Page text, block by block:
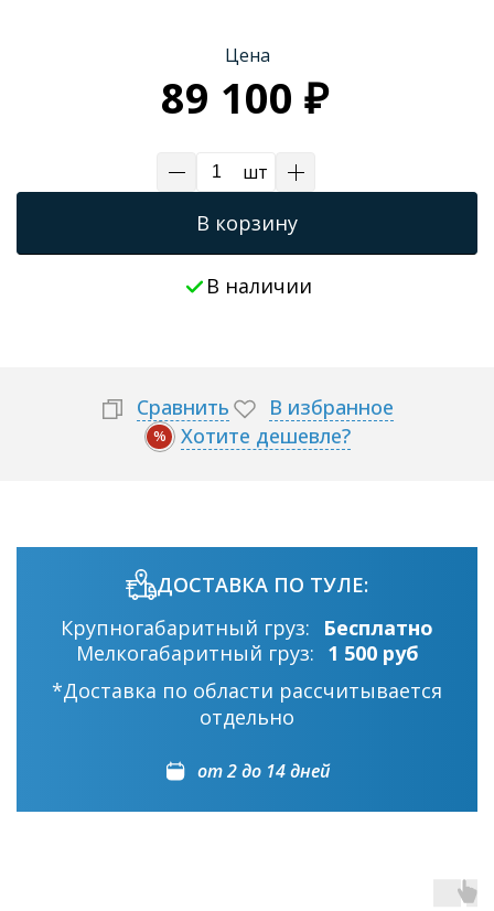
Цена
89 100 ₽
шт
В корзину
В наличии
Сравнить В избранное
% Хотите дешевле?
ДОСТАВКА ПО ТУЛЕ:
Крупногабаритный груз:
Бесплатно
Мелкогабаритный груз: 1 500 руб
*Доставка по области рассчитывается
отдельно
от 2 до 14 дней